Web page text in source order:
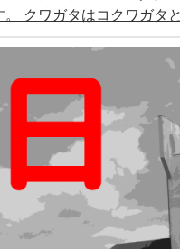
クワガタはコクワガタ